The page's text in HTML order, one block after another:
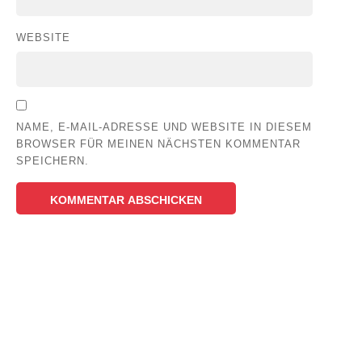
WEBSITE
NAME, E-MAIL-ADRESSE UND WEBSITE IN DIESEM
BROWSER FÜR MEINEN NÄCHSTEN KOMMENTAR
SPEICHERN.